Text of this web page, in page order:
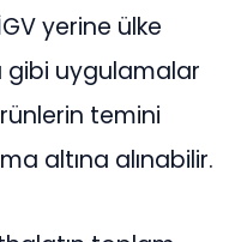
yerine ülke
gibi uygulamalar
temini
altına alınabilir.